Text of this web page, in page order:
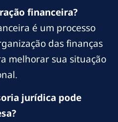
financeira?
é um processo
das finanças
melhorar sua situação
jurídica pode